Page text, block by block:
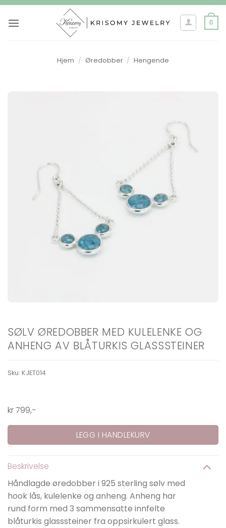
Skip
0
Hjem / Øredobber / Hengende
SØLV ØREDOBBER MED KULELENKE OG
ANHENG AV BLÅTURKIS GLASSSTEINER
Sku: KJET014
kr799,-
LEGG I HANDLEKURV
Beskrivelse
Håndlagde øredobber i 925 sterling sølv med
hook lås, kulelenke og anheng. Anheng har
rund form med 3 sammensatte innfelte
blåturkis glasssteiner fra oppsirkulert glass.